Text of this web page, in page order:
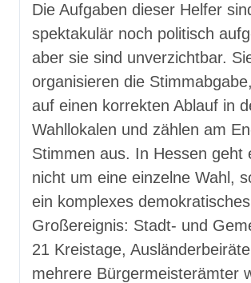
Die Aufgaben dieser Helfer
spektakulär noch politisch
aber sie sind unverzichtbar.
organisieren die
auf einen korrekten Ablauf in
Wahllokalen und zählen am
Stimmen aus. In Hessen geht
nicht um eine einzelne Wahl,
ein komplexes demokratisches
Großereignis: Stadt- und
21 Kreistage,
mehrere Bürgermeisterämter